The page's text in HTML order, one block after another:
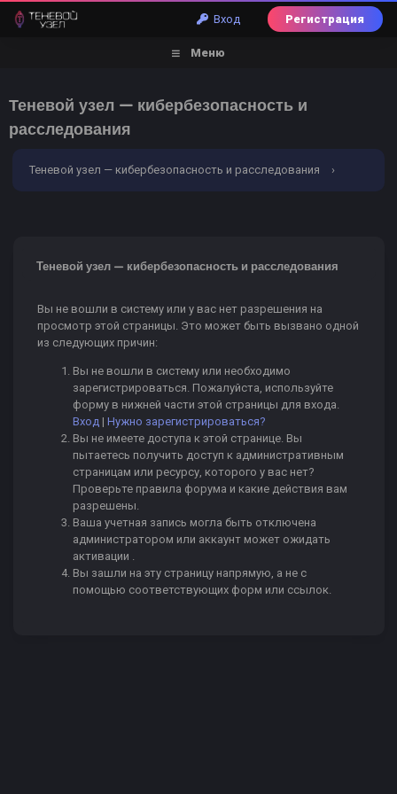
Вход Регистрация
Меню
Теневой узел — кибербезопасность и
расследования
Теневой узел — кибербезопасность и расследования ›
Теневой узел — кибербезопасность и расследования
Вы не вошли в систему или у вас нет разрешения на
просмотр этой страницы. Это может быть вызвано одной
из следующих причин:
Вы не вошли в систему или необходимо
зарегистрироваться. Пожалуйста, используйте
форму в нижней части этой страницы для входа.
Вход |Нужно зарегистрироваться?
Вы не имеете доступа к этой странице. Вы
пытаетесь получить доступ к административным
страницам или ресурсу, которого у вас нет?
Проверьте правила форума и какие действия вам
разрешены.
Ваша учетная запись могла быть отключена
администратором или аккаунт может ожидать
активации .
Вы зашли на эту страницу напрямую, а не с
помощью соответствующих форм или ссылок.